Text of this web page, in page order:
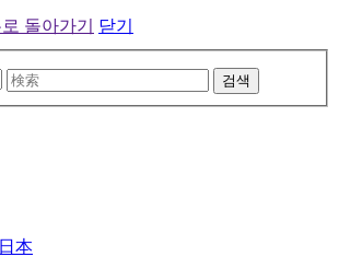
돌아가기
닫기
검색
本